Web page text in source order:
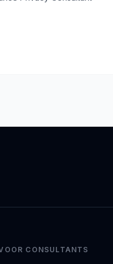
CONSULTANTS